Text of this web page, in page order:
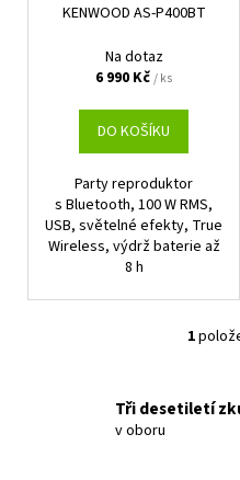
KENWOOD AS-P400BT
Na dotaz
6 990 Kč/ ks
DO KOŠÍKU
Party reproduktor
s Bluetooth, 100 W RMS,
USB, světelné efekty, True
Wireless, výdrž baterie až
8 h
1
Tři desetiletí
v oboru